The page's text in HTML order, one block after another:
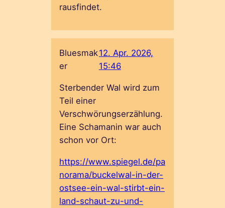
rausfindet.
Bluesmak
er
12. Apr. 2026,
15:46
Sterbender Wal wird zum
Teil einer
Verschwörungserzählung.
Eine Schamanin war auch
schon vor Ort:
https://www.spiegel.de/pa
norama/buckelwal-in-der-
ostsee-ein-wal-stirbt-ein-
land-schaut-zu-und-